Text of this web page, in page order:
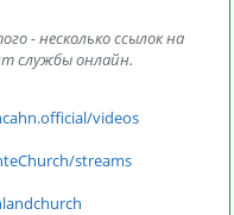
- несколько ссылок на
службы онлайн.
videos
streams